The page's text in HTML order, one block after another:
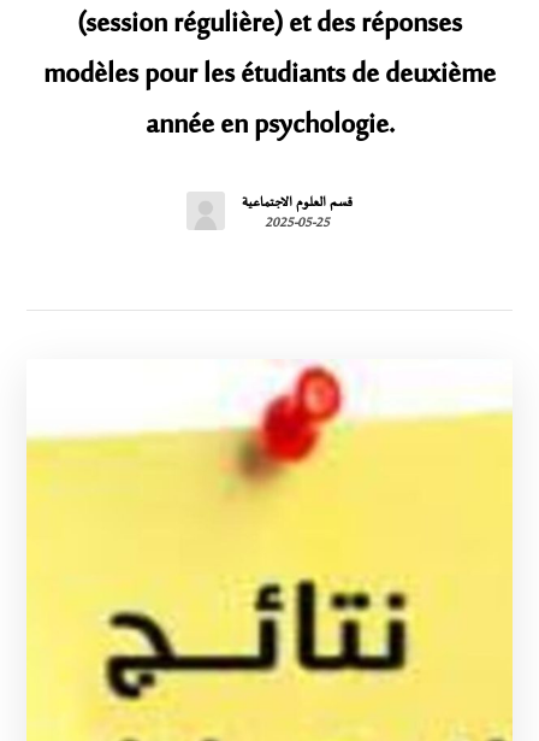
(session régulière) et des réponses
modèles pour les étudiants de deuxième
année en psychologie.
قسم العلوم الاجتماعية
2025-05-25